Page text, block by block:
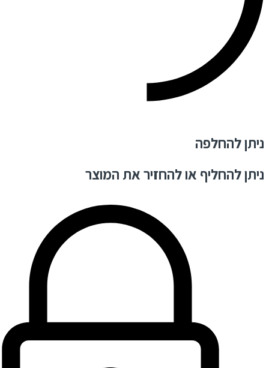
ניתן להחלפה
ניתן להחליף או להחזיר את המוצר